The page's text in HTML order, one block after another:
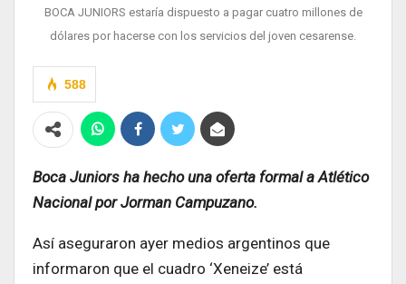
BOCA JUNIORS estaría dispuesto a pagar cuatro millones de
dólares por hacerse con los servicios del joven cesarense.
588
Boca Juniors ha hecho una oferta formal a Atlético
Nacional por Jorman Campuzano.
Así aseguraron ayer medios argentinos que
informaron que el cuadro ‘Xeneize’ está